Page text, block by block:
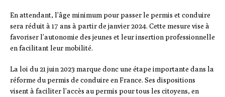
En attendant, l’âge minimum pour passer le permis et conduire
sera réduit à 17 ans à partir de janvier 2024. Cette mesure vise à
favoriser l’autonomie des jeunes et leur insertion professionnelle
en facilitant leur mobilité.
La loi du 21 juin 2023 marque donc une étape importante dans la
réforme du permis de conduire en France. Ses dispositions
visent à faciliter l’accès au permis pour tous les citoyens, en